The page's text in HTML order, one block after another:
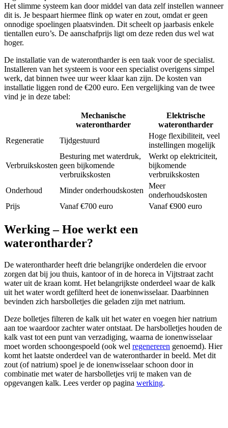
Het slimme systeem kan door middel van data zelf instellen wanneer
dit is. Je bespaart hiermee flink op water en zout, omdat er geen
onnodige spoelingen plaatsvinden. Dit scheelt op jaarbasis enkele
tientallen euro’s. De aanschafprijs ligt om deze reden dus wel wat
hoger.
De installatie van de waterontharder is een taak voor de specialist.
Installeren van het systeem is voor een specialist overigens simpel
werk, dat binnen twee uur weer klaar kan zijn. De kosten van
installatie liggen rond de €200 euro. Een vergelijking van de twee
vind je in deze tabel:
Mechanische
waterontharder
Elektrische
waterontharder
Regeneratie
Tijdgestuurd
Hoge flexibiliteit, veel
instellingen mogelijk
Verbruikskosten
Besturing met waterdruk,
geen bijkomende
verbruikskosten
Werkt op elektriciteit,
bijkomende
verbruikskosten
Onderhoud
Minder onderhoudskosten
Meer
onderhoudskosten
Prijs
Vanaf €700 euro Vanaf €900 euro
Werking – Hoe werkt een
waterontharder?
De waterontharder heeft drie belangrijke onderdelen die ervoor
zorgen dat bij jou thuis, kantoor of in de horeca in Vijtstraat zacht
water uit de kraan komt. Het belangrijkste onderdeel waar de kalk
uit het water wordt gefilterd heet de ionenwisselaar. Daarbinnen
bevinden zich harsbolletjes die geladen zijn met natrium.
Deze bolletjes filteren de kalk uit het water en voegen hier natrium
aan toe waardoor zachter water ontstaat. De harsbolletjes houden de
kalk vast tot een punt van verzadiging, waarna de ionenwisselaar
moet worden schoongespoeld (ook wel regenereren genoemd). Hier
komt het laatste onderdeel van de waterontharder in beeld. Met dit
zout (of natrium) spoel je de ionenwisselaar schoon door in
combinatie met water de harsbolletjes vrij te maken van de
opgevangen kalk. Lees verder op pagina werking.